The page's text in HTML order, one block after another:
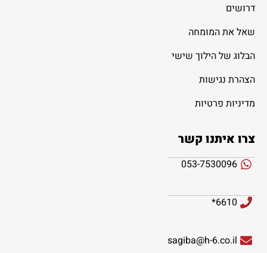
דרושים
שאל את המומחה
הבלוג של הילוך שישי
הצהרת נגישות
מדיניות פרטיות
צרו איתנו קשר
053-7530096
6610*
sagiba@h-6.co.il